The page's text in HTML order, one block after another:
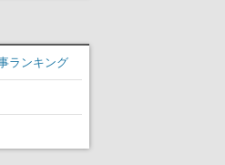
窟を舞台に、4
ームを探索し
ランキング